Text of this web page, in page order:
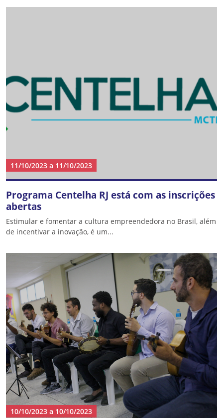
11/10/2023 a 11/10/2023
Programa Centelha RJ está com as inscrições
abertas
Estimular e fomentar a cultura empreendedora no Brasil, além
de incentivar a inovação, é um...
10/10/2023 a 10/10/2023